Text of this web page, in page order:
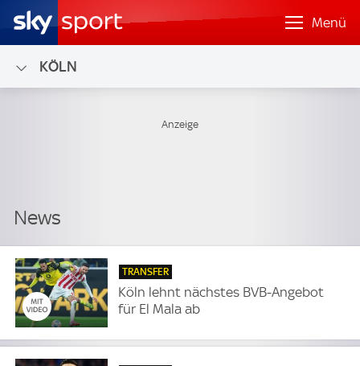
Menü
KÖLN
TRANSFER
Köln lehnt nächstes BVB-Angebot
für El Mala ab